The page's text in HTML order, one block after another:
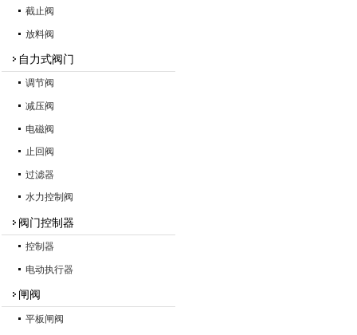
截止阀
放料阀
自力式阀门
调节阀
减压阀
电磁阀
止回阀
过滤器
水力控制阀
阀门控制器
控制器
电动执行器
闸阀
平板闸阀